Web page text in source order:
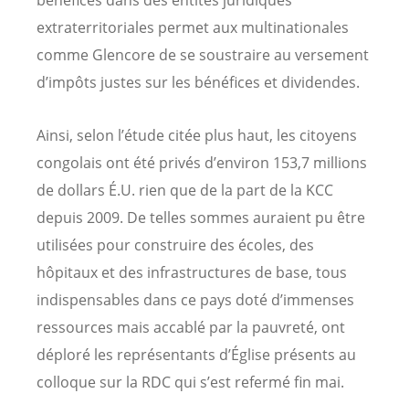
extraterritoriales permet aux multinationales
comme Glencore de se soustraire au versement
d’impôts justes sur les bénéfices et dividendes.
Ainsi, selon l’étude citée plus haut, les citoyens
congolais ont été privés d’environ 153,7 millions
de dollars É.U. rien que de la part de la KCC
depuis 2009. De telles sommes auraient pu être
utilisées pour construire des écoles, des
hôpitaux et des infrastructures de base, tous
indispensables dans ce pays doté d’immenses
ressources mais accablé par la pauvreté, ont
déploré les représentants d’Église présents au
colloque sur la RDC qui s’est refermé fin mai.